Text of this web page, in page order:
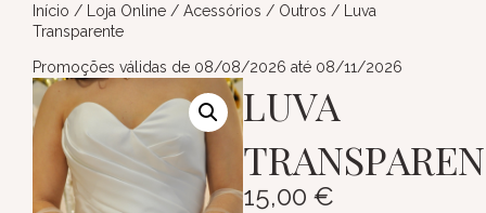
Início / Loja Online / Acessórios / Outros / Luva
Transparente
Promoções válidas de 08/08/2026 até 08/11/2026
LUVA
15,00 €